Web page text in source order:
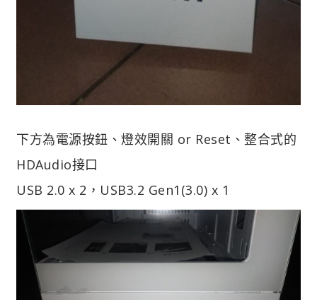
下方為電源按鈕、燈效開關 or Reset、整合式的
HDAudio接口
USB 2.0 x 2，USB3.2 Gen1(3.0) x 1